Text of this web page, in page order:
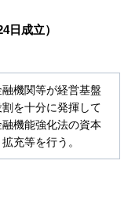
日成立）
機関等が経営基盤
を十分に発揮して
機能強化法の資本
充等を行う。